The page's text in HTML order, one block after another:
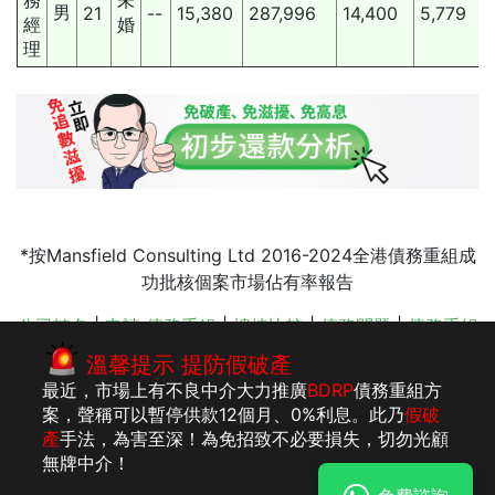
經
理
男 21
婚
-- 15,380 287,996 14,400 5,779
*按Mansfield Consulting Ltd 2016-2024全港債務重組成
功批核個案市場佔有率報告
公司轉名|申請 債務重組|樓按比較|債務問題|債務重組
破產後的生活| 會計服務 收費|按揭清債
|IVA 債務重組
法律聲明 私隱聲明及收集個人資料聲明
版權所有：李建
民執業會計師事
溫馨提示 提防假破產
最近，市場上有不良中介大力推廣BDRP債務重組方
案，聲稱可以暫停供款12個月、0%利息。此乃假破
產手法，為害至深！為免招致不必要損失，切勿光顧
無牌中介！